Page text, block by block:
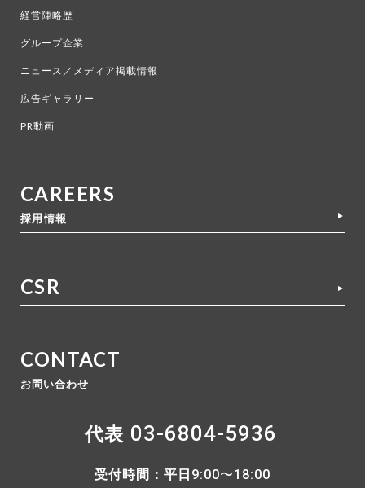
経営陣略歴
グループ企業
ニュース／メディア掲載情報
広告ギャラリー
PR動画
CAREERS
採用情報
CSR
CONTACT
お問い合わせ
代表 03-6804-5936
受付時間：平日 9:00〜18:00